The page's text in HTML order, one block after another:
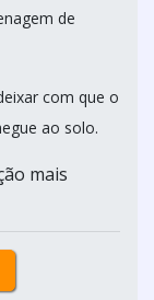
de
com que o
ao solo.
mais